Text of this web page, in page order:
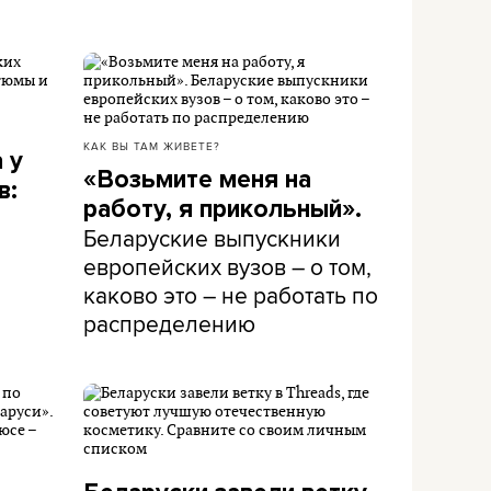
у
КАК ВЫ ТАМ ЖИВЕТЕ?
«Возьмите меня на
работу, я прикольный».
Беларуские выпускники
европейских вузов – о том,
каково это – не работать по
распределению